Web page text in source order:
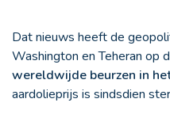
Dat nieuws heeft de
Washington en Teheran op
wereldwijde beurzen in
aardolieprijs is sindsdien